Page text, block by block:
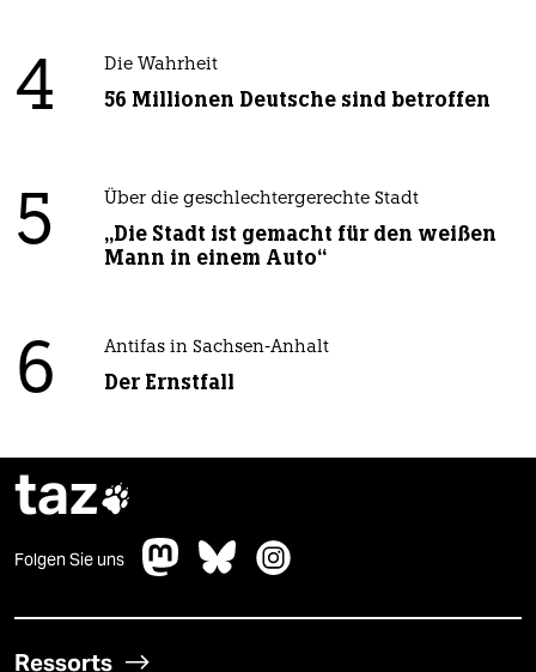
4 Die Wahrheit
56 Millionen Deutsche sind betroffen
5 Über die geschlechtergerechte Stadt
„Die Stadt ist gemacht für den weißen
Mann in einem Auto“
6 Antifas in Sachsen-Anhalt
Der Ernstfall
taz
Folgen Sie uns
Ressorts